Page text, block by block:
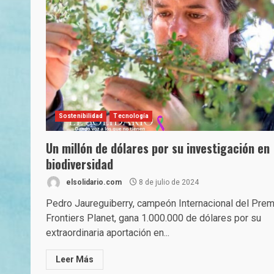
Sostenibilidad Tecnología
Un millón de dólares por su investigación en
biodiversidad
elsolidario.com 8 de julio de 2024
Pedro Jaureguiberry, campeón Internacional del
Frontiers Planet, gana 1.000.000 de dólares por su
extraordinaria aportación en...
Leer Más